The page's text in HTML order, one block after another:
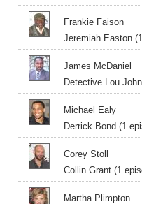
Frankie Faison
Jeremiah Easton
James McDaniel
Detective Lou
Michael Ealy
Derrick Bond (1
Corey Stoll
Collin Grant (1
Martha Plimpton